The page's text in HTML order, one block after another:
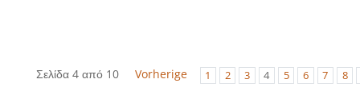
Σελίδα 4 από 10 Vorherige 1 2 3 4 5 6 7 8